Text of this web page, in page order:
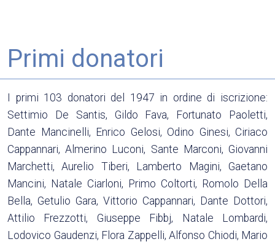
Primi donatori
I primi 103 donatori del 1947 in ordine di iscrizione:
Settimio De Santis, Gildo Fava, Fortunato Paoletti,
Dante Mancinelli, Enrico Gelosi, Odino Ginesi, Ciriaco
Cappannari, Almerino Luconi, Sante Marconi, Giovanni
Marchetti, Aurelio Tiberi, Lamberto Magini, Gaetano
Mancini, Natale Ciarloni, Primo Coltorti, Romolo Della
Bella, Getulio Gara, Vittorio Cappannari, Dante Dottori,
Attilio Frezzotti, Giuseppe Fibbj, Natale Lombardi,
Lodovico Gaudenzi, Flora Zappelli, Alfonso Chiodi, Mario